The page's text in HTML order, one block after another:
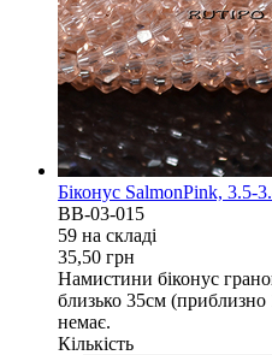
Біконус SalmonPink, 3.5-
BB-03-015
59 на складi
35,50 грн
Намистини біконус
близько 35см (приблизно
немає.
Кількість